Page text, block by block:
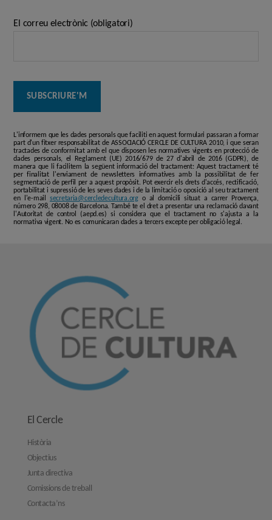
El correu electrònic (obligatori)
L'informem que les dades personals que faciliti en aquest formulari passaran a formar
part d'un fitxer responsabilitat de ASSOCIACIÓ CERCLE DE CULTURA 2010, i que seran
tractades de conformitat amb el que disposen les normatives vigents en protecció de
dades personals, el Reglament (UE) 2016/679 de 27 d'abril de 2016 (GDPR), de
manera que li facilitem la següent informació del tractament: Aquest tractament té
per finalitat l'enviament de newsletters informatives amb la possibilitat de fer
segmentació de perfil per a aquest propòsit. Pot exercir els drets d'accés, rectificació,
portabilitat i supressió de les seves dades i de la limitació o oposició al seu tractament
en l'e-mail secretaria@cercledecultura.orgo al domicili situat a carrer Provença,
número 298, 08008 de Barcelona. També te el dret a presentar una reclamació davant
l'Autoritat de control (aepd.es) si considera que el tractament no s'ajusta a la
normativa vigent. No es comunicaran dades a tercers excepte per obligació legal.
El Cercle
Història
Objectius
Junta directiva
Comissions de treball
Contacta’ns